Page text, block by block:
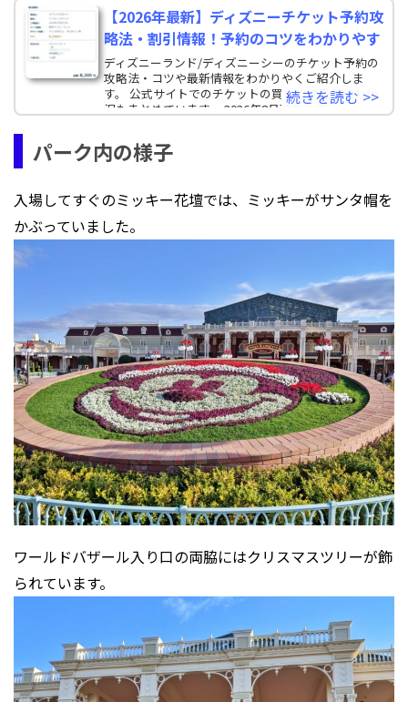
【2026年最新】ディズニーチケット予約攻
略法・割引情報！予約のコツをわかりやす
ディズニーランド/ディズニーシーのチケット予約の
攻略法・コツや最新情報をわかりやくご紹介しま
す。 公式サイトでのチケットの買い方や売り切れ状
況もまとめています。 2026年8月現在の最
続きを読む >>
パーク内の様子
入場してすぐのミッキー花壇では、ミッキーがサンタ帽を
かぶっていました。
ワールドバザール入り口の両脇にはクリスマスツリーが飾
られています。